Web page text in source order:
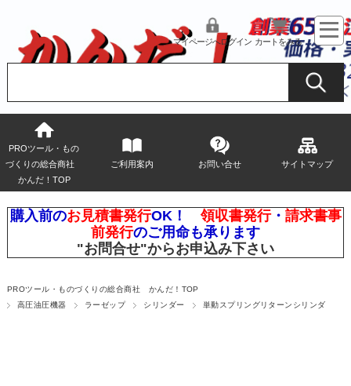
マイページへログイン カートをみる
PROツール・もの
づくりの総合商社
かんだ！TOP
ご利用案内 お問い合せ サイトマップ
購入前のお見積書発行OK！ 領収書発行・ 請求書事
前発行のご用命も承ります
"お問合せ"からお申込み下さい
PROツール・ものづくりの総合商社 かんだ！TOP
高圧油圧機器
ラーゼップ シリンダー 単動スプリングリターンシリンダ